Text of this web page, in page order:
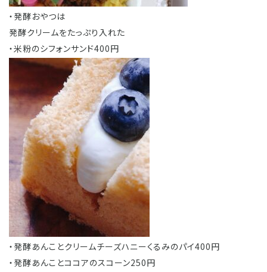
・発酵おやつは
発酵クリームをたっぷり入れた
・米粉のシフォンサンド400円
・発酵あんことクリームチーズハニーくるみのパイ400円
・発酵あんことココアのスコーン250円